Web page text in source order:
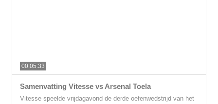
00:05:33
Samenvatting Vitesse vs Arsenal Toela
Vitesse speelde vrijdagavond de derde oefenwedstrijd van het